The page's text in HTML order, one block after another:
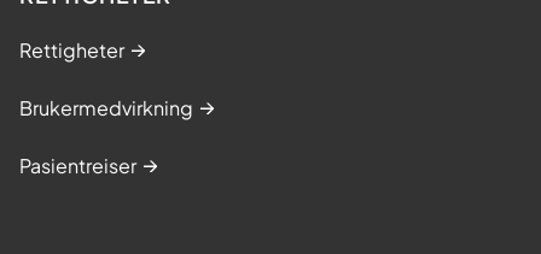
Rettigheter
Brukermedvirkning
Pasientreiser